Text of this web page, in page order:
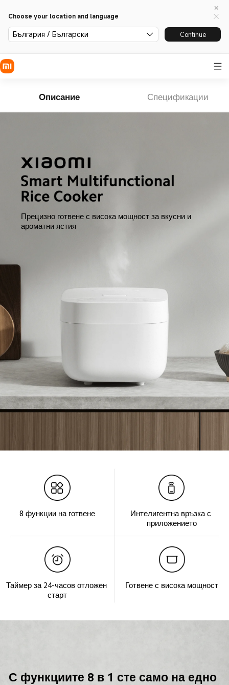
Choose your location and language
България / Български Continue
Описание Спецификации
Прецизно готвене с висока мощност за вкусни и
ароматни ястия
8 функции на готвене
Интелигентна връзка с
приложението
Таймер за 24-часов отложен
старт
Готвене с висока мощност
С функциите 8 в 1 сте само на едно